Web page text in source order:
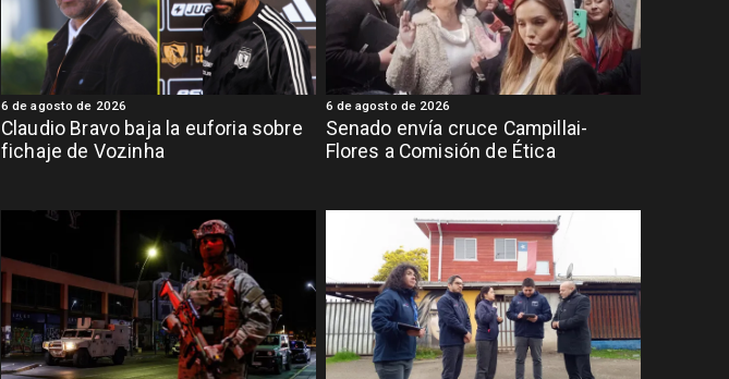
Claudio Bravo baja la euforia sobre
fichaje de Vozinha
6 de agosto de 2026
Senado envía cruce Campillai-
Flores a Comisión de Ética
6 de agosto de 2026